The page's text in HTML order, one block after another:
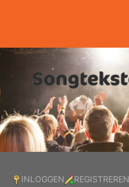
INLOGGEN REGISTREREN